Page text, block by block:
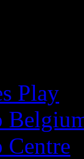
Play
Centre